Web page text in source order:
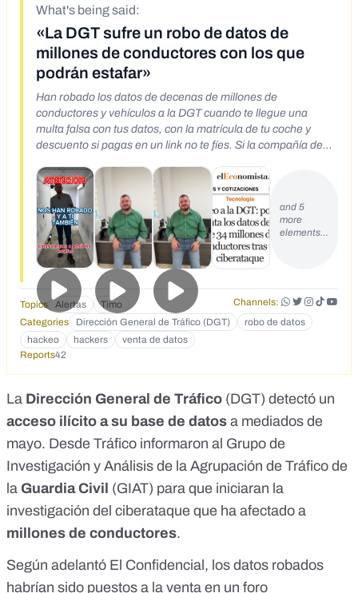
What's being said:
«La DGT sufre un robo de datos de
millones de conductores con los que
podrán estafar»
Han robado los datos de decenas de millones de
conductores y vehículos a la DGT cuando te llegue una
multa falsa con tus datos, con la matrícula de tu coche y
descuento si pagas en un link no te fíes. Si la compañía de
en la ploliza xxxx en tu coche con matrícula xxxx, tampoco.
Enlace:
https://www.tiktok.com/@la_itv/video/737630191804334416
1 https://www.instagram.com/reel/C7wjW0dt9Yp/
https://youtu.be/O6LRpzMMpgs Agujero masivo en la DGT
🇪🇸: ponen a la venta todos los datos de 34 millones de
conductores Ciberdelincuentes han hackeado los sistemas.
Entre los datos filtrados estarían matrícula, marca y modelo
del vehículo, nombre, domicilio y población del titular y los
datos del seguro ⛔️
https://x.com/LRsecreta/status/1796532363822047541
https://www.instagram.com/reel/C7tOpfRCuJ1/?
de 2024, la app de la DGT ha dejado de funcionar.
https://cibersafety.com/ciberataque-dgt/ *MUY ATENTOS* a
través de SMS y de e-mail como, por ejemplo, avisos de
multas impagadas que no son ciertas y cuyo enlace para
que pagues te lleva a webs que parecen la de la DGT pero
no lo son. Así que cuidadito y antes de pinchar en enlaces
raros, consultar fuentes oficiales.
and 5
more
elements…
Topics Alertas Timo
Channels:
Categories
Dirección General de Tráfico (DGT)
robo de datos
hackeo
hackers
venta de datos
Reports42
La Dirección General de Tráfico (DGT) detectó un
acceso ilícito a su base de datos a mediados de
mayo. Desde Tráfico informaron al Grupo de
Investigación y Análisis de la Agrupación de Tráfico de
la Guardia Civil (GIAT) para que iniciaran la
investigación del ciberataque que ha afectado a
millones de conductores.
Según adelantó El Confidencial , los datos robados
habrían sido puestos a la venta en un foro